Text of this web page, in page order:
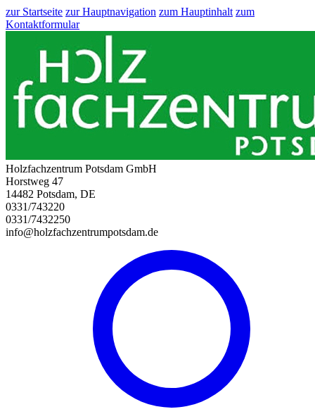
zur Startseite zur Hauptnavigation zum Hauptinhalt zum
Kontaktformular
Holzfachzentrum Potsdam GmbH
Horstweg 47
14482 Potsdam, DE
0331/743220
0331/7432250
info@holzfachzentrumpotsdam.de